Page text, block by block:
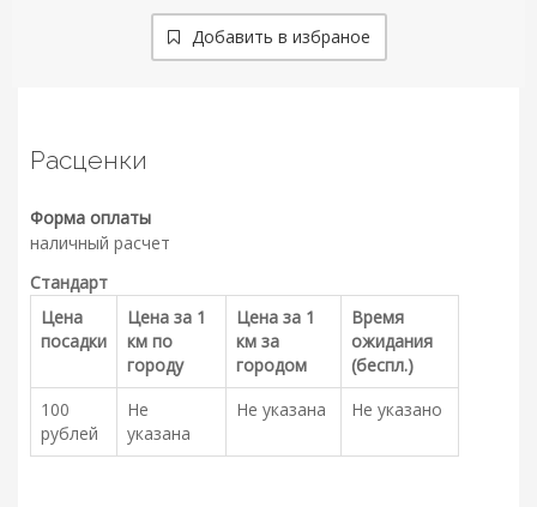
Добавить в избраное
Расценки
Форма оплаты
наличный расчет
Стандарт
Цена
посадки
Цена за 1
км по
городу
Цена за 1
км за
городом
Время
ожидания
(беспл.)
100
рублей
Не
указана
Не указана Не указано